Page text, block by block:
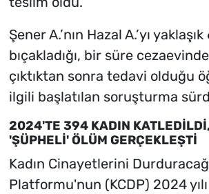
Şener A.’nın Hazal A.’yı
bıçakladığı, bir süre
çıktıktan sonra tedavi olduğu
ilgili başlatılan soruşturma
2024'TE 394 KADIN
'ŞÜPHELİ' ÖLÜM GERÇEKLEŞTİ
Kadın Cinayetlerini
Platformu'nun (KCDP) 2024